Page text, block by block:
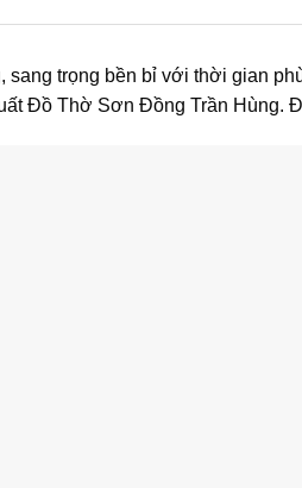
sang trọng bền bỉ với thời gian
Đồ Thờ Sơn Đồng Trần Hùng.